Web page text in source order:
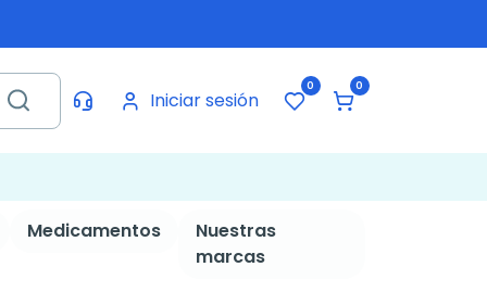
Iniciar sesión
0 0
Medicamentos
Nuestras
marcas